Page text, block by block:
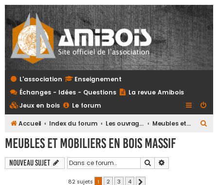
L'association
Enseignement
Échanges - Idées - Questions
La revue Amibois
Jeux en bois
Le forum
Accueil Index du forum Les ouvrages Meubles et mobiliers en bois massif
Meubles et mobiliers en bois massif
Nouveau sujet Rechercher
82 sujets 1 2 3 4